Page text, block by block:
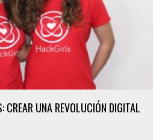
CREAR UNA REVOLUCIÓN DIGITAL